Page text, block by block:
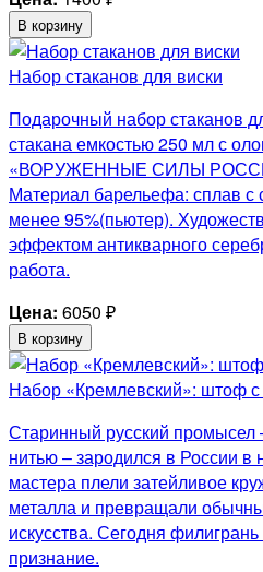
В корзину
Набор стаканов для виски
Подарочный набор стаканов
стакана емкостью 250 мл с
«ВОРУЖЕННЫЕ СИЛЫ
Материал барельефа: сплав
менее 95%(пьютер).
эффектом антикварного
работа.
Цена: 6050 ₽
В корзину
Набор «Кремлевский»: штоф
Старинный русский промысел
нитью – зародился в России в
мастера плели затейливое
металла и превращали
искусства. Сегодня
признание.